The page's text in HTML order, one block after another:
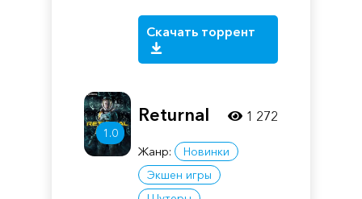
Скачать торрент
1.0
Returnal
Жанр:
Новинки
Экшен игры
1 272